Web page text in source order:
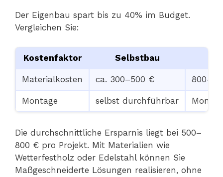
Der Eigenbau spart bis zu 40% im Budget.
Vergleichen Sie:
Kostenfaktor Selbstbau
Materialkosten ca. 300–500 €
Montage selbst durchführbar
Die durchschnittliche Ersparnis liegt bei 500–
800 € pro Projekt. Mit Materialien wie
Wetterfestholz oder Edelstahl können Sie
Maßgeschneiderte Lösungen realisieren, ohne